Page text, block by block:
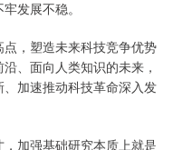
发展不稳。
，塑造未来科技竞争优势
、面向人类知识的未来，
加速推动科技革命深入发
加强基础研究本质上就是